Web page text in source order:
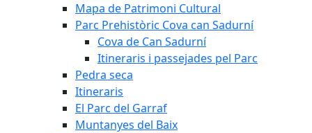
Mapa de Patrimoni Cultural
Parc Prehistòric Cova can Sadurní
Cova de Can Sadurní
Itineraris i passejades pel Parc
Pedra seca
Itineraris
El Parc del Garraf
Muntanyes del Baix